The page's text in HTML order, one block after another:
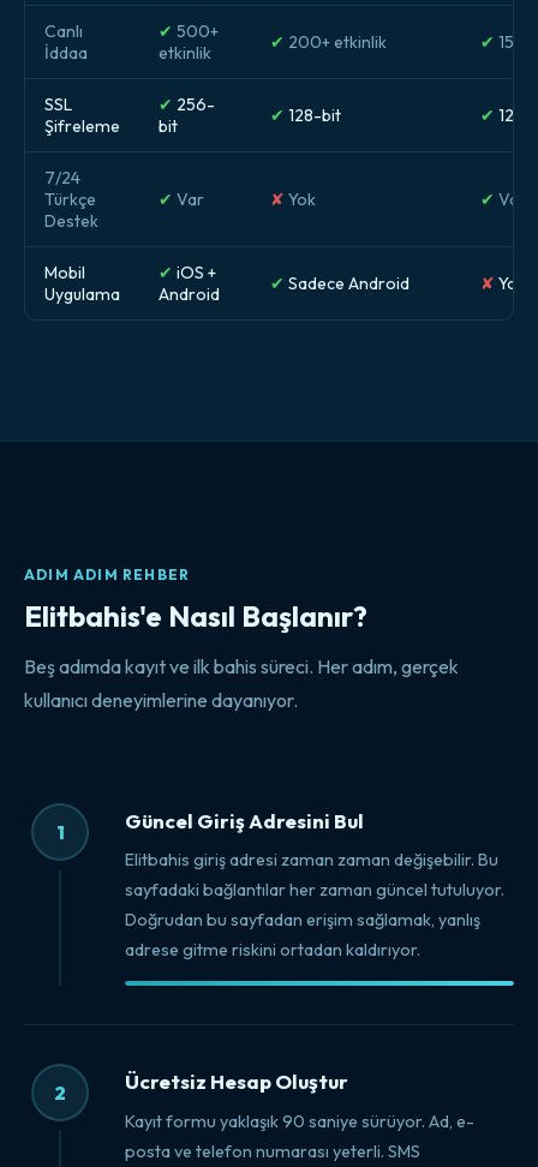
Canlı
İddaa
✔ 500+
etkinlik
✔ 200+ etkinlik ✔
SSL
Şifreleme
✔ 256-
bit
✔ 128-bit ✔ 128-
7/24
Türkçe
Destek
✔ Var ✘ Yok ✔ Var
Mobil
Uygulama
✔ iOS +
Android
✔ Sadece Android ✘ Yok
ADIM ADIM REHBER
Elitbahis'e Nasıl Başlanır?
Beş adımda kayıt ve ilk bahis süreci. Her adım, gerçek
kullanıcı deneyimlerine dayanıyor.
1 Güncel Giriş Adresini Bul
Elitbahis giriş adresi zaman zaman değişebilir. Bu
sayfadaki bağlantılar her zaman güncel tutuluyor.
Doğrudan bu sayfadan erişim sağlamak, yanlış
adrese gitme riskini ortadan kaldırıyor.
2 Ücretsiz Hesap Oluştur
Kayıt formu yaklaşık 90 saniye sürüyor. Ad, e-
posta ve telefon numarası yeterli. SMS